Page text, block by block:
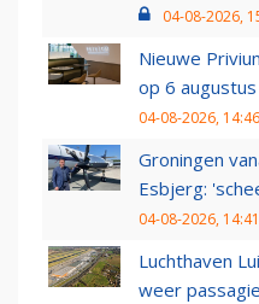
04-08-2026,
Nieuwe
op 6
04-08-2026, 14:46
Groningen
Esbjerg:
04-08-2026, 14:41
Luchthaven
weer